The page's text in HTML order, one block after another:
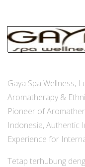
Gaya Spa Wellness,
Aromatherapy &
Pioneer of
Indonesia, Authentic
Experience for
Tetap terhubung